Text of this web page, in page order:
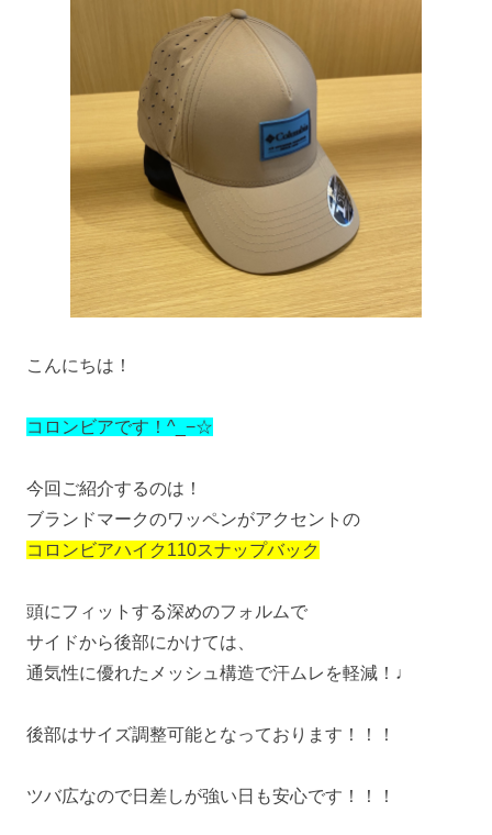
こんにちは！
コロンビアです！^_−☆
今回ご紹介するのは！
ブランドマークのワッペンがアクセントの
コロンビアハイク110スナップバック
頭にフィットする深めのフォルムで
サイドから後部にかけては、
通気性に優れたメッシュ構造で汗ムレを軽減！♩
後部はサイズ調整可能となっております！！！
ツバ広なので日差しが強い日も安心です！！！